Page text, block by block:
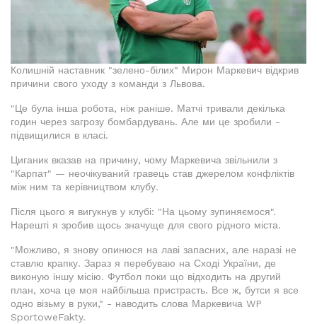
Колишній наставник "зелено-білих" Мирон Маркевич відкрив
причини свого уходу з команди з Львова.
"Це була інша робота, ніж раніше. Матчі тривали декілька
годин через загрозу бомбардувань. Але ми це зробили -
підвищилися в класі.
Циганик вказав на причину, чому Маркевича звільнили з
"Карпат" — неочікуваний гравець став джерелом конфліктів
між ним та керівництвом клубу.
Після цього я вигукнув у клубі: "На цьому зупиняємося".
Нарешті я зробив щось значуще для свого рідного міста.
"Можливо, я знову опинюся на лаві запасних, але наразі не
ставлю крапку. Зараз я перебуваю на Сході України, де
виконую іншу місію. Футбол поки що відходить на другий
план, хоча це моя найбільша пристрасть. Все ж, бутси я все
одно візьму в руки," - наводить слова Маркевича WP
SportoweFakty.